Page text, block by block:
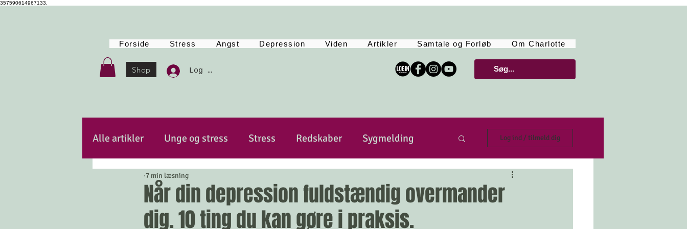
357590614967133.
Forside Stress Angst Depression Viden Artikler Samtale og Forløb Om Charlotte
Shop Log Ind
Alle artikler Unge og stress Stress Redskaber Sygmelding
Autencitet Kost
Mindfulness Energi Yoga Tankemylder Lev Langsomt
Log ind / tilmeld dig
Når din depression fuldstændig overmander
dig. 10 ting du kan gøre i praksis.
7 min læsning